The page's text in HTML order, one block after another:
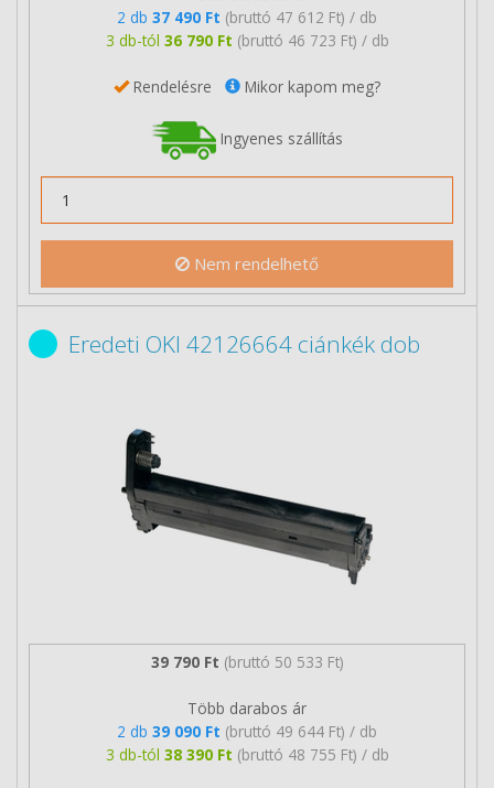
2 db 37 490 Ft (bruttó 47 612 Ft) / db
3 db-tól 36 790 Ft (bruttó 46 723 Ft) / db
Rendelésre Mikor kapom meg?
Ingyenes szállítás
Nem rendelhető
Eredeti OKI 42126664 ciánkék dob
39 790 Ft (bruttó 50 533 Ft)
Több darabos ár
2 db 39 090 Ft (bruttó 49 644 Ft) / db
3 db-tól 38 390 Ft (bruttó 48 755 Ft) / db